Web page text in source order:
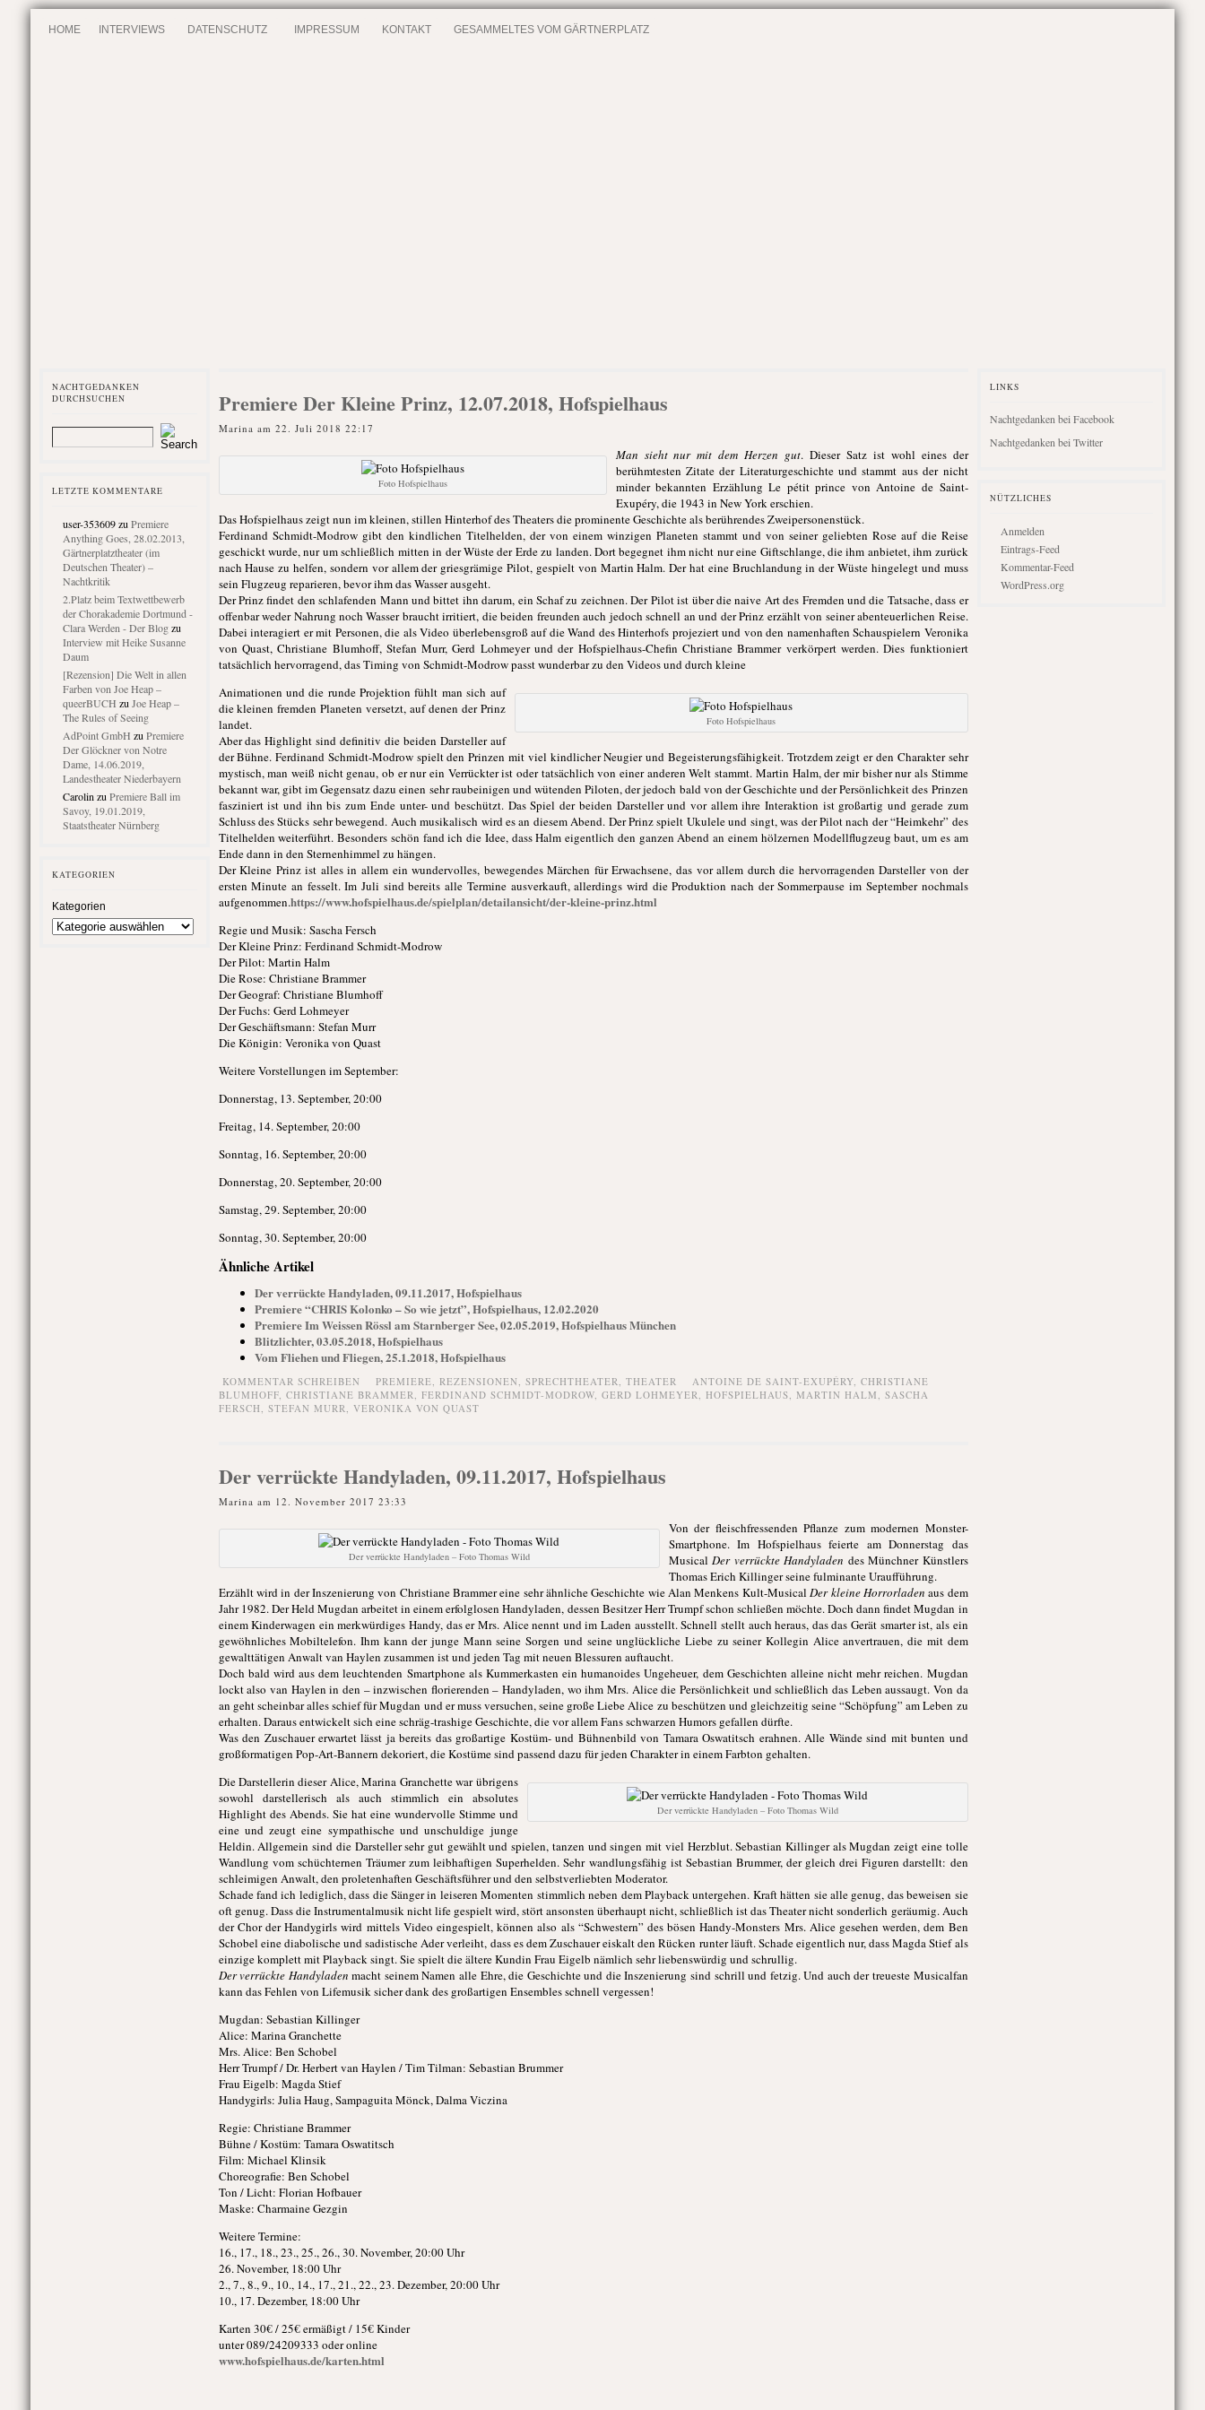
HOME INTERVIEWS DATENSCHUTZ IMPRESSUM KONTAKT GESAMMELTES VOM GÄRTNERPLATZ
NACHTGEDANKEN
DURCHSUCHEN
LETZTE KOMMENTARE
user-353609zu Premiere
Anything Goes, 28.02.2013,
Gärtnerplatztheater (im
Deutschen Theater) –
Nachtkritik
2.Platz beim Textwettbewerb
der Chorakademie Dortmund -
Clara Werden - Der Blogzu
Interview mit Heike Susanne
Daum
[Rezension] Die Welt in allen
Farben von Joe Heap –
queerBUCH zu Joe Heap –
The Rules of Seeing
AdPoint GmbH zu Premiere
Der Glöckner von Notre
Dame, 14.06.2019,
Landestheater Niederbayern
Carolin zu Premiere Ball im
Savoy, 19.01.2019,
Staatstheater Nürnberg
KATEGORIEN
Kategorien
Premiere Der Kleine Prinz, 12.07.2018, Hofspielhaus
Marina am 22. Juli 2018 22:17
Foto Hofspielhaus
Man sieht nur mit dem Herzen gut. Dieser Satz ist wohl eines der
berühmtesten Zitate der Literaturgeschichte und stammt aus der nicht
minder bekannten Erzählung Le pétit prince von Antoine de Saint-
Exupéry, die 1943 in New York erschien.
Das Hofspielhaus zeigt nun im kleinen, stillen Hinterhof des Theaters die prominente Geschichte als berührendes Zweipersonenstück.
Ferdinand Schmidt-Modrow gibt den kindlichen Titelhelden, der von einem winzigen Planeten stammt und von seiner geliebten Rose auf die Reise
geschickt wurde, nur um schließlich mitten in der Wüste der Erde zu landen. Dort begegnet ihm nicht nur eine Giftschlange, die ihm anbietet, ihm zurück
nach Hause zu helfen, sondern vor allem der griesgrämige Pilot, gespielt von Martin Halm. Der hat eine Bruchlandung in der Wüste hingelegt und muss
sein Flugzeug reparieren, bevor ihm das Wasser ausgeht.
Der Prinz findet den schlafenden Mann und bittet ihn darum, ein Schaf zu zeichnen. Der Pilot ist über die naive Art des Fremden und die Tatsache, dass er
offenbar weder Nahrung noch Wasser braucht irritiert, die beiden freunden auch jedoch schnell an und der Prinz erzählt von seiner abenteuerlichen Reise.
Dabei interagiert er mit Personen, die als Video überlebensgroß auf die Wand des Hinterhofs projeziert und von den namenhaften Schauspielern Veronika
von Quast, Christiane Blumhoff, Stefan Murr, Gerd Lohmeyer und der Hofspielhaus-Chefin Christiane Brammer verkörpert werden. Dies funktioniert
tatsächlich hervorragend, das Timing von Schmidt-Modrow passt wunderbar zu den Videos und durch kleine
Foto Hofspielhaus
Animationen und die runde Projektion fühlt man sich auf
die kleinen fremden Planeten versetzt, auf denen der Prinz
landet.
Aber das Highlight sind definitiv die beiden Darsteller auf
der Bühne. Ferdinand Schmidt-Modrow spielt den Prinzen mit viel kindlicher Neugier und Begeisterungsfähigkeit. Trotzdem zeigt er den Charakter sehr
mystisch, man weiß nicht genau, ob er nur ein Verrückter ist oder tatsächlich von einer anderen Welt stammt. Martin Halm, der mir bisher nur als Stimme
bekannt war, gibt im Gegensatz dazu einen sehr raubeinigen und wütenden Piloten, der jedoch bald von der Geschichte und der Persönlichkeit des Prinzen
fasziniert ist und ihn bis zum Ende unter- und beschützt. Das Spiel der beiden Darsteller und vor allem ihre Interaktion ist großartig und gerade zum
Schluss des Stücks sehr bewegend. Auch musikalisch wird es an diesem Abend. Der Prinz spielt Ukulele und singt, was der Pilot nach der “Heimkehr” des
Titelhelden weiterführt. Besonders schön fand ich die Idee, dass Halm eigentlich den ganzen Abend an einem hölzernen Modellflugzeug baut, um es am
Ende dann in den Sternenhimmel zu hängen.
Der Kleine Prinz ist alles in allem ein wundervolles, bewegendes Märchen für Erwachsene, das vor allem durch die hervorragenden Darsteller von der
ersten Minute an fesselt. Im Juli sind bereits alle Termine ausverkauft, allerdings wird die Produktion nach der Sommerpause im September nochmals
aufgenommen.https://www.hofspielhaus.de/spielplan/detailansicht/der-kleine-prinz.html
Regie und Musik: Sascha Fersch
Der Kleine Prinz: Ferdinand Schmidt-Modrow
Der Pilot: Martin Halm
Die Rose: Christiane Brammer
Der Geograf: Christiane Blumhoff
Der Fuchs: Gerd Lohmeyer
Der Geschäftsmann: Stefan Murr
Die Königin: Veronika von Quast
Weitere Vorstellungen im September:
Donnerstag, 13. September, 20:00
Freitag, 14. September, 20:00
Sonntag, 16. September, 20:00
Donnerstag, 20. September, 20:00
Samstag, 29. September, 20:00
Sonntag, 30. September, 20:00
Ähnliche Artikel
Der verrückte Handyladen, 09.11.2017, Hofspielhaus
Premiere “CHRIS Kolonko – So wie jetzt”, Hofspielhaus, 12.02.2020
Premiere Im Weissen Rössl am Starnberger See, 02.05.2019, Hofspielhaus München
Blitzlichter, 03.05.2018, Hofspielhaus
Vom Fliehen und Fliegen, 25.1.2018, Hofspielhaus
KOMMENTAR SCHREIBEN PREMIERE, REZENSIONEN, SPRECHTHEATER, THEATER ANTOINE DE SAINT-EXUPÉRY, CHRISTIANE
BLUMHOFF, CHRISTIANE BRAMMER, FERDINAND SCHMIDT-MODROW, GERD LOHMEYER, HOFSPIELHAUS, MARTIN HALM, SASCHA
FERSCH, STEFAN MURR, VERONIKA VON QUAST
Der verrückte Handyladen, 09.11.2017, Hofspielhaus
Marina am 12. November 2017 23:33
Der verrückte Handyladen – Foto Thomas Wild
Von der fleischfressenden Pflanze zum modernen Monster-
Smartphone. Im Hofspielhaus feierte am Donnerstag das
MusicalDer verrückte Handyladen des Münchner Künstlers
Thomas Erich Killinger seine fulminante Uraufführung.
Erzählt wird in der Inszenierung von Christiane Brammer eine sehr ähnliche Geschichte wie Alan Menkens Kult-MusicalDer kleine Horrorladen aus dem
Jahr 1982. Der Held Mugdan arbeitet in einem erfolglosen Handyladen, dessen Besitzer Herr Trumpf schon schließen möchte. Doch dann findet Mugdan in
einem Kinderwagen ein merkwürdiges Handy, das er Mrs. Alice nennt und im Laden ausstellt. Schnell stellt auch heraus, das das Gerät smarter ist, als ein
gewöhnliches Mobiltelefon. Ihm kann der junge Mann seine Sorgen und seine unglückliche Liebe zu seiner Kollegin Alice anvertrauen, die mit dem
gewalttätigen Anwalt van Haylen zusammen ist und jeden Tag mit neuen Blessuren auftaucht.
Doch bald wird aus dem leuchtenden Smartphone als Kummerkasten ein humanoides Ungeheuer, dem Geschichten alleine nicht mehr reichen. Mugdan
lockt also van Haylen in den – inzwischen florierenden – Handyladen, wo ihm Mrs. Alice die Persönlichkeit und schließlich das Leben aussaugt. Von da
an geht scheinbar alles schief für Mugdan und er muss versuchen, seine große Liebe Alice zu beschützen und gleichzeitig seine “Schöpfung” am Leben zu
erhalten. Daraus entwickelt sich eine schräg-trashige Geschichte, die vor allem Fans schwarzen Humors gefallen dürfte.
Was den Zuschauer erwartet lässt ja bereits das großartige Kostüm- und Bühnenbild von Tamara Oswatitsch erahnen. Alle Wände sind mit bunten und
großformatigen Pop-Art-Bannern dekoriert, die Kostüme sind passend dazu für jeden Charakter in einem Farbton gehalten.
Der verrückte Handyladen – Foto Thomas Wild
Die Darstellerin dieser Alice, Marina Granchette war übrigens
sowohl darstellerisch als auch stimmlich ein absolutes
Highlight des Abends. Sie hat eine wundervolle Stimme und
eine und zeugt eine sympathische und unschuldige junge
Heldin. Allgemein sind die Darsteller sehr gut gewählt und spielen, tanzen und singen mit viel Herzblut. Sebastian Killinger als Mugdan zeigt eine tolle
Wandlung vom schüchternen Träumer zum leibhaftigen Superhelden. Sehr wandlungsfähig ist Sebastian Brummer, der gleich drei Figuren darstellt: den
schleimigen Anwalt, den proletenhaften Geschäftsführer und den selbstverliebten Moderator.
Schade fand ich lediglich, dass die Sänger in leiseren Momenten stimmlich neben dem Playback untergehen. Kraft hätten sie alle genug, das beweisen sie
oft genug. Dass die Instrumentalmusik nicht life gespielt wird, stört ansonsten überhaupt nicht, schließlich ist das Theater nicht sonderlich geräumig. Auch
der Chor der Handygirls wird mittels Video eingespielt, können also als “Schwestern” des bösen Handy-Monsters Mrs. Alice gesehen werden, dem Ben
Schobel eine diabolische und sadistische Ader verleiht, dass es dem Zuschauer eiskalt den Rücken runter läuft. Schade eigentlich nur, dass Magda Stief als
einzige komplett mit Playback singt. Sie spielt die ältere Kundin Frau Eigelb nämlich sehr liebenswürdig und schrullig.
Der verrückte Handyladen macht seinem Namen alle Ehre, die Geschichte und die Inszenierung sind schrill und fetzig. Und auch der treueste Musicalfan
kann das Fehlen von Lifemusik sicher dank des großartigen Ensembles schnell vergessen!
Mugdan: Sebastian Killinger
Alice: Marina Granchette
Mrs. Alice: Ben Schobel
Herr Trumpf / Dr. Herbert van Haylen / Tim Tilman: Sebastian Brummer
Frau Eigelb: Magda Stief
Handygirls: Julia Haug, Sampaguita Mönck, Dalma Viczina
Regie: Christiane Brammer
Bühne / Kostüm: Tamara Oswatitsch
Film: Michael Klinsik
Choreografie: Ben Schobel
Ton / Licht: Florian Hofbauer
Maske: Charmaine Gezgin
Weitere Termine:
16., 17., 18., 23., 25., 26., 30. November, 20:00 Uhr
26. November, 18:00 Uhr
2., 7., 8., 9., 10., 14., 17., 21., 22., 23. Dezember, 20:00 Uhr
10., 17. Dezember, 18:00 Uhr
Karten 30€ / 25€ ermäßigt / 15€ Kinder
unter 089/24209333 oder online
www.hofspielhaus.de/karten.html
LINKS
Nachtgedanken bei Facebook
Nachtgedanken bei Twitter
NÜTZLICHES
Anmelden
Eintrags-Feed
Kommentar-Feed
WordPress.org